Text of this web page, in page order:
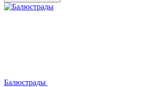
Балюстрады